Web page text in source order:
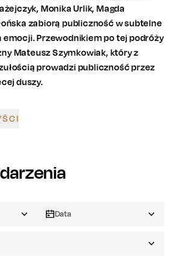
Monika Urlik, Magda
zabiorą publiczność w subtelne
Przewodnikiem po tej podróży
Mateusz Szymkowiak, który z
prowadzi publiczność przez
duszy.
Data